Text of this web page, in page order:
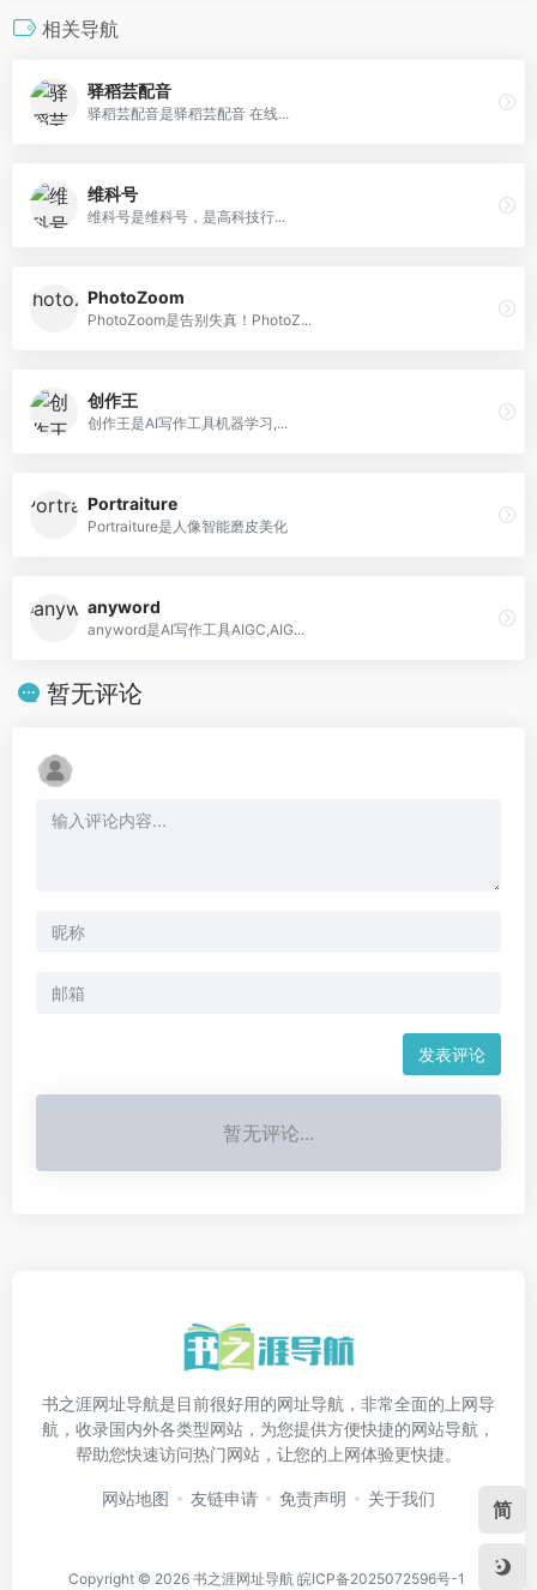
相关导航
驿稻芸配音
驿稻芸配音是驿稻芸配音 在线...
维科号
维科号是维科号，是高科技行...
PhotoZoom
PhotoZoom是告别失真！PhotoZ...
创作王
创作王是AI写作工具机器学习,...
Portraiture
Portraiture是人像智能磨皮美化
anyword
anyword是AI写作工具AIGC,AIG...
暂无评论
发表评论
暂无评论...
书之涯网址导航是目前很好用的网址导航，非常全面的上网导
航，收录国内外各类型网站，为您提供方便快捷的网站导航，
帮助您快速访问热门网站，让您的上网体验更快捷。
网站地图 友链申请 免责声明 关于我们
Copyright © 2026 书之涯网址导航 皖ICP备2025072596号-1
简